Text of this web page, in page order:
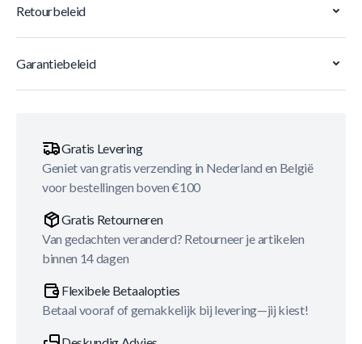
Retourbeleid
Garantiebeleid
Gratis Levering
Geniet van gratis verzending in Nederland en België
voor bestellingen boven €100
Gratis Retourneren
Van gedachten veranderd? Retourneer je artikelen
binnen 14 dagen
Flexibele Betaalopties
Betaal vooraf of gemakkelijk bij levering—jij kiest!